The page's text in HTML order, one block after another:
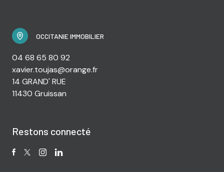
OCCITANIE IMMOBILIER
04 68 65 80 92
xavier.toujas@orange.fr
14 GRAND' RUE
11430 Gruissan
Restons connecté